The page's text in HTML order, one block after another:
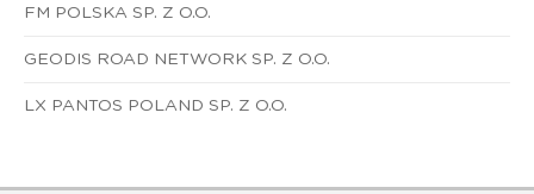
FM POLSKA SP. Z O.O.
GEODIS ROAD NETWORK SP. Z O.O.
LX PANTOS POLAND SP. Z O.O.